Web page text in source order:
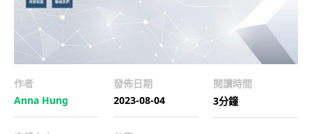
作者
Anna Hung
發佈日期
2023-08-04
閱讀時間
3分鐘